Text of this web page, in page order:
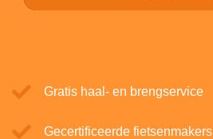
Gratis haal- en brengservice
Gecertificeerde fietsenmakers